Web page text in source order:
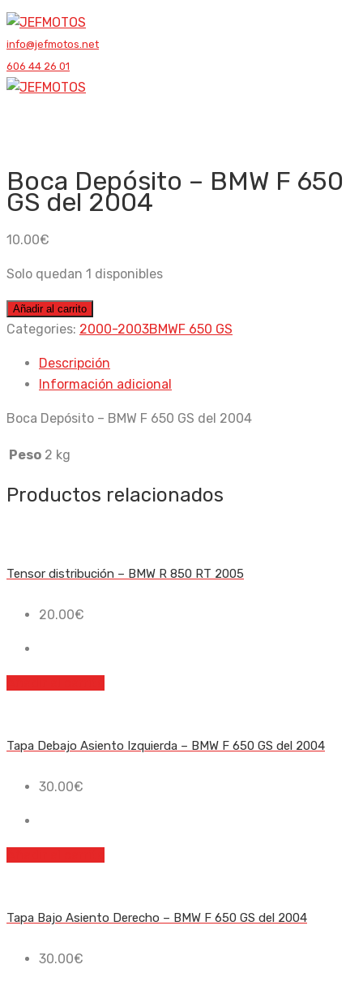
info@jefmotos.net
606 44 26 01
Boca Depósito – BMW F 650
GS del 2004
10.00€
Solo quedan 1 disponibles
Boca
Depósito
650
del
cantidad
Añadir al carrito
Categories: 2000-2003BMWF 650 GS
Descripción
Información adicional
Boca Depósito – BMW F 650 GS del 2004
Peso 2 kg
Productos relacionados
Tensor distribución – BMW R 850 RT 2005
20.00€
Tapa Debajo Asiento Izquierda – BMW F 650 GS del 2004
30.00€
Tapa Bajo Asiento Derecho – BMW F 650 GS del 2004
30.00€